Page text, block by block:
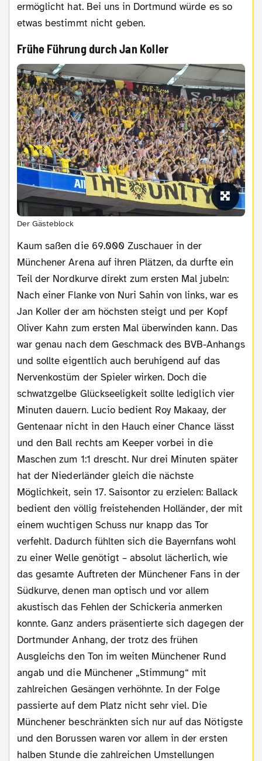
ermöglicht hat. Bei uns in Dortmund würde es so
etwas bestimmt nicht geben.
Frühe Führung durch Jan Koller
Der Gästeblock
Kaum saßen die 69.000 Zuschauer in der
Münchener Arena auf ihren Plätzen, da durfte ein
Teil der Nordkurve direkt zum ersten Mal jubeln:
Nach einer Flanke von Nuri Sahin von links, war es
Jan Koller der am höchsten steigt und per Kopf
Oliver Kahn zum ersten Mal überwinden kann. Das
war genau nach dem Geschmack des BVB-Anhangs
und sollte eigentlich auch beruhigend auf das
Nervenkostüm der Spieler wirken. Doch die
schwatzgelbe Glückseeligkeit sollte lediglich vier
Minuten dauern. Lucio bedient Roy Makaay, der
Gentenaar nicht in den Hauch einer Chance lässt
und den Ball rechts am Keeper vorbei in die
Maschen zum 1:1 drescht. Nur drei Minuten später
hat der Niederländer gleich die nächste
Möglichkeit, sein 17. Saisontor zu erzielen: Ballack
bedient den völlig freistehenden Holländer, der mit
einem wuchtigen Schuss nur knapp das Tor
verfehlt. Dadurch fühlten sich die Bayernfans wohl
zu einer Welle genötigt – absolut lächerlich, wie
das gesamte Auftreten der Münchener Fans in der
Südkurve, denen man optisch und vor allem
akustisch das Fehlen der Schickeria anmerken
konnte. Ganz anders präsentierte sich dagegen der
Dortmunder Anhang, der trotz des frühen
Ausgleichs den Ton im weiten Münchener Rund
angab und die Münchener „Stimmung“ mit
zahlreichen Gesängen verhöhnte. In der Folge
passierte auf dem Platz nicht sehr viel. Die
Münchener beschränkten sich nur auf das Nötigste
und den Borussen waren vor allem in der ersten
halben Stunde die zahlreichen Umstellungen